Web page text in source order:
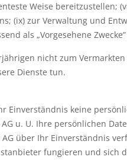
Weise bereitzustellen;
(ix) zur Verwaltung und
als „Vorgesehene
nicht zum
Dienste tun.
keine
u. U. Ihre persönlichen
über Ihr Einverständnis
fungieren und